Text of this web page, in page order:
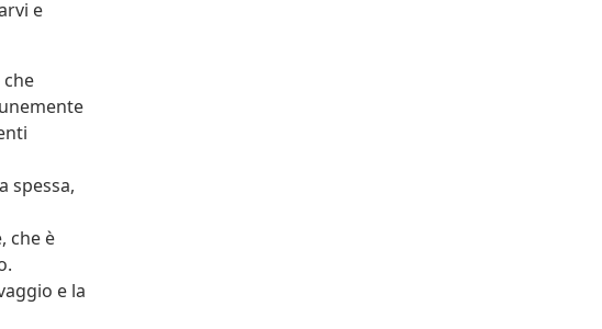
e
spessa,
che è
e la